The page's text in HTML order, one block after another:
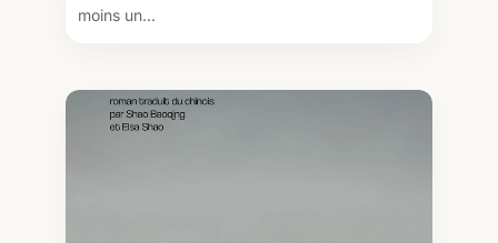
moins un...